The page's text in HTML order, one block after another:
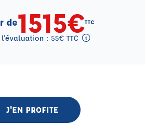
de1515€TTC
: 55€ TTC
J'EN PROFITE